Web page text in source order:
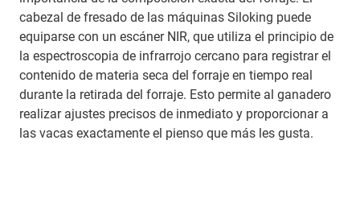
cabezal de fresado de las máquinas Siloking puede
equiparse con un escáner NIR, que utiliza el principio de
la espectroscopia de infrarrojo cercano para registrar el
contenido de materia seca del forraje en tiempo real
durante la retirada del forraje. Esto permite al ganadero
realizar ajustes precisos de inmediato y proporcionar a
las vacas exactamente el pienso que más les gusta.